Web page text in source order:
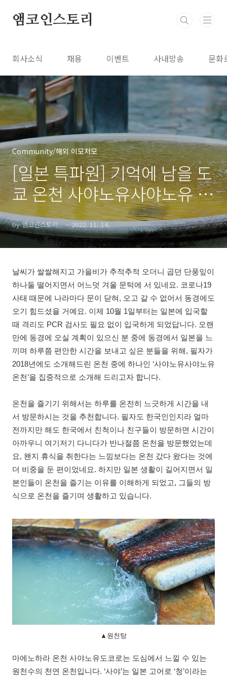
앰코인스토리
회사소식 채용 이벤트 사내방송 문화
Community/해외 이모저모
[일본 특파원] 기억에 남을 도
쿄 온천 사야노유사야노유 소
개
by 앰코인스토리.. 2022. 11. 14.
날씨가 쌀쌀해지고 가을비가 추적추적 오더니 곱던 단풍잎이
하나둘 떨어지면서 어느덧 겨울 문턱에 서 있네요. 코로나19
사태 때문에 나라마다 문이 닫혀, 오고 갈 수 없어서 동경에도
오기 힘드셨을 거예요. 이제 10월 1일부터는 일본에 입국할
때 격리도 PCR 검사도 필요 없이 입국하게 되었답니다. 오랜
만에 동경에 오실 계획이 있으신 분 중에 동경에서 일본을 느
끼며 하루쯤 편안한 시간을 보내고 싶은 분들을 위해, 필자가
2018년에도 소개해드린 온천 중에 하나인 ‘사야노유사야노유
온천’을 집중적으로 소개해 드리고자 합니다.
온천을 즐기기 위해서는 하루를 온전히 느긋하게 시간을 내
서 방문하시는 것을 추천합니다. 필자도 한국인인지라 얼마
전까지만 해도 한국에서 친척이나 친구들이 방문하면 시간이
아까우니 여기저기 다니다가 반나절쯤 온천을 방문했었는데
요, 왠지 휴식을 취한다는 느낌보다는 온천 갔다 왔다는 것에
더 비중을 둔 편이었네요. 하지만 일본 생활이 길어지면서 일
본인들이 온천을 즐기는 이유를 이해하게 되었고, 그들의 방
식으로 온천을 즐기며 생활하고 있습니다.
▲원천탕
마에노하라 온천 사야노유도코로는 도심에서 느낄 수 있는
원천수의 천연 온천입니다. ‘사야’는 일본 고어로 ‘청’이라는